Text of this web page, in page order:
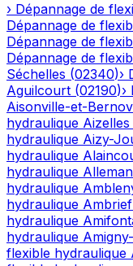
› Dépannage de
Dépannage de
Dépannage de
Dépannage de
Séchelles (02340)›
Aguilcourt (02190)›
Aisonville-et-
hydraulique Aizelles
hydraulique Aizy-
hydraulique
hydraulique
hydraulique
hydraulique Ambrief
hydraulique
hydraulique
flexible hydraulique